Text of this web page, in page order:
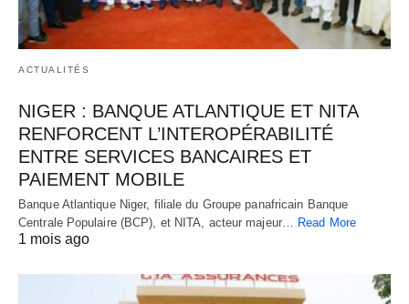
ACTUALITÉS
NIGER : BANQUE ATLANTIQUE ET NITA
RENFORCENT L’INTEROPÉRABILITÉ
ENTRE SERVICES BANCAIRES ET
PAIEMENT MOBILE
Banque Atlantique Niger, filiale du Groupe panafricain Banque
Centrale Populaire (BCP), et NITA, acteur majeur… Read More
1 mois ago